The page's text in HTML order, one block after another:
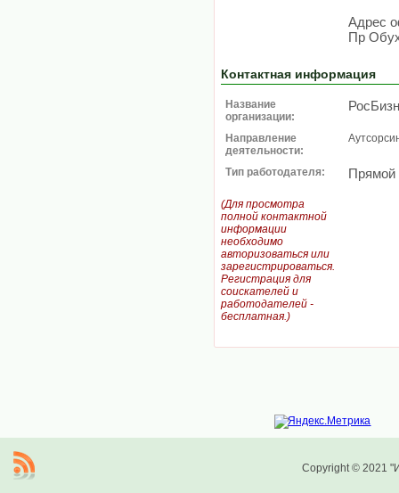
Адрес
Пр
Контактная информация
Название
организации:
Направление
деятельности:
Тип работодателя: Прямой
(Для просмотра
полной контактной
информации
необходимо
авторизоваться или
зарегистрироваться.
Регистрация для
соискателей и
работодателей -
бесплатная.)
Copyright © 2021